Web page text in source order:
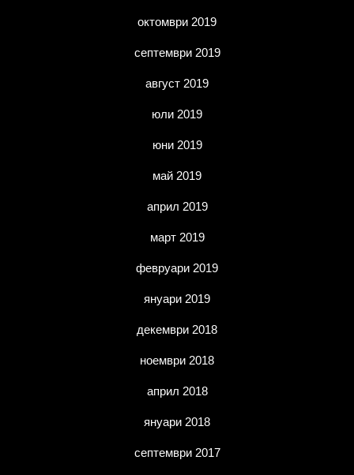
октомври 2019
септември 2019
август 2019
юли 2019
юни 2019
май 2019
април 2019
март 2019
февруари 2019
януари 2019
декември 2018
ноември 2018
април 2018
януари 2018
септември 2017